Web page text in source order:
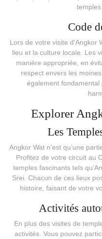
temples
Code
Lors de votre visite d’Angkor
lieu et la culture locale. Les
manière appropriée, en
respect envers les
également
Explorer
Les
Angkor Wat n’est qu’une
Profitez de votre circuit au
temples fascinants tels
Srei. Chacun de ces lieux
histoire, faisant de votre
Activités
En plus des visites de
activités. Vous pouvez